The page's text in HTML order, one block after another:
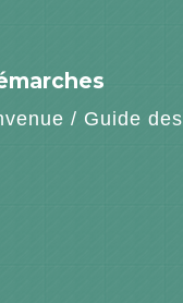
/ Guide des